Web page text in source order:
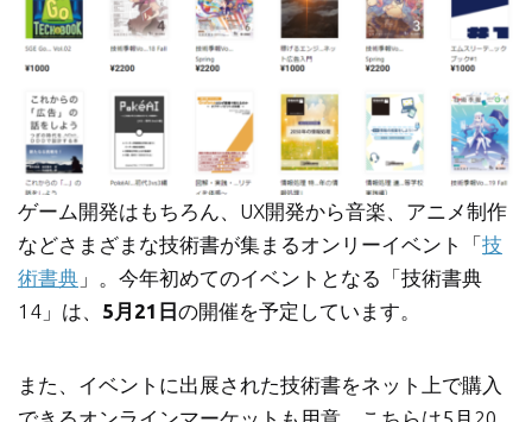
ゲーム開発はもちろん、UX開発から音楽、アニメ制作
などさまざまな技術書が集まるオンリーイベント「技
術書典 」。今年初めてのイベントとなる「技術書典
14」は、 5月21日の開催を予定しています。
また、イベントに出展された技術書をネット上で購入